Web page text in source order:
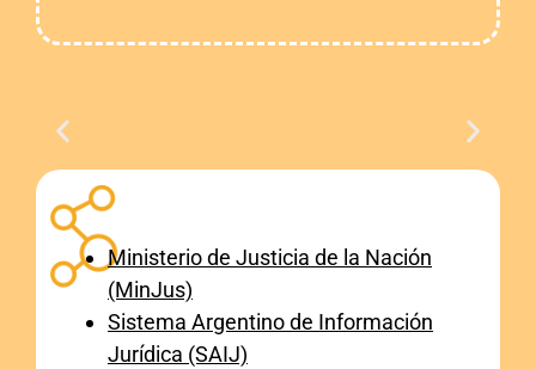
Ministerio de Justicia de la Nación
(MinJus)
Sistema Argentino de Información
Jurídica (SAIJ)